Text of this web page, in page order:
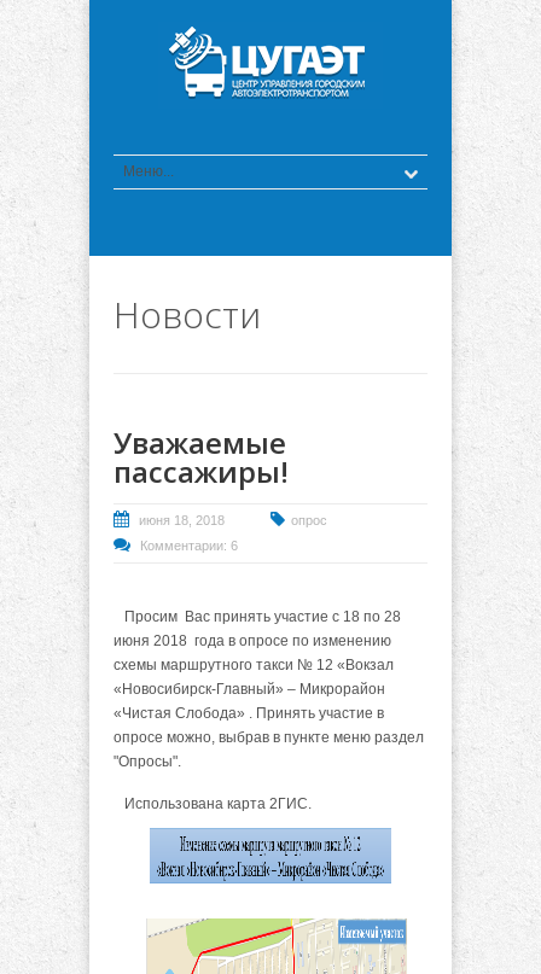
Новости
Уважаемые
пассажиры!
июня 18, 2018
опрос
Комментарии: 6
Просим Вас принять участие с 18 по 28
июня 2018 года в опросе по изменению
схемы маршрутного такси № 12 «Вокзал
«Новосибирск-Главный» – Микрорайон
«Чистая Слобода» . Принять участие в
опросе можно, выбрав в пункте меню раздел
"Опросы".
Использована карта 2ГИС.